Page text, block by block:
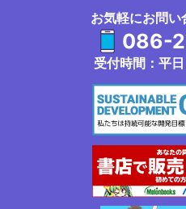
お気軽にお問
086-
受付時間：平